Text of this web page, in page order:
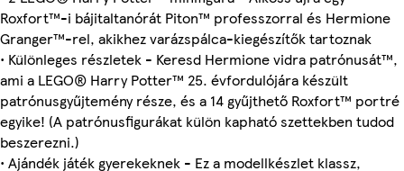
Roxfort™-i bájitaltanórát Piton™ professzorral és Hermione
Granger™-rel, akikhez varázspálca-kiegészítők tartoznak
• Különleges részletek - Keresd Hermione vidra patrónusát™,
ami a LEGO® Harry Potter™ 25. évfordulójára készült
patrónusgyűjtemény része, és a 14 gyűjthető Roxfort™ portré
egyike! (A patrónusfigurákat külön kapható szettekben tudod
beszerezni.)
• Ajándék játék gyerekeknek - Ez a modellkészlet klassz,